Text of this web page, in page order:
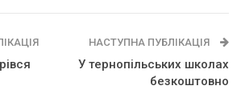
НАСТУПНА ПУБЛІКАЦІЯ
У тернопільських школах
безкоштовно